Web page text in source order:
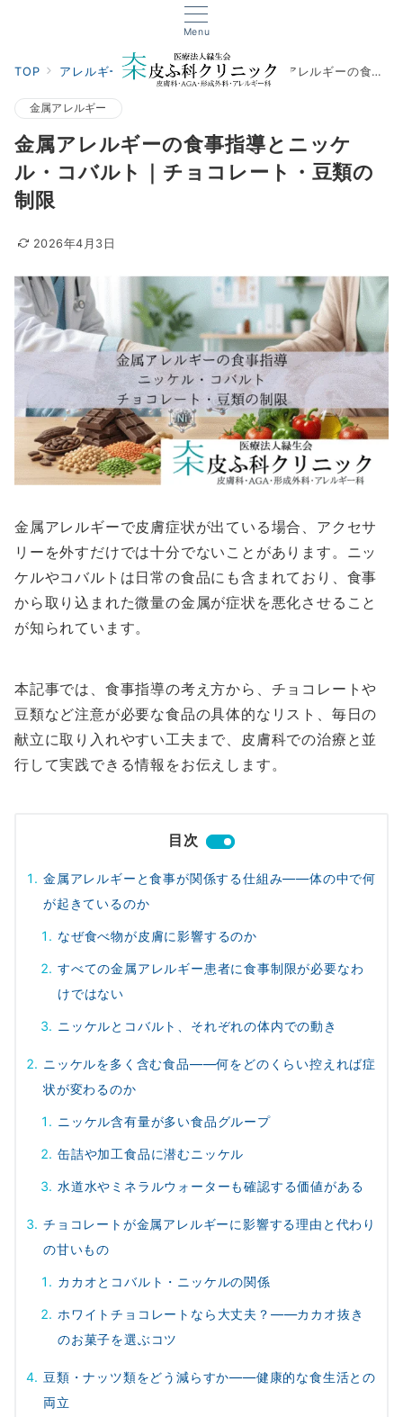
Menu
TOP アレルギー科 金属アレルギー 金属アレルギーの食事指導とニッケル・コバルト｜チョコレート・豆類の制限
金属アレルギー
金属アレルギーの食事指導とニッケ
ル・コバルト｜チョコレート・豆類の
制限
2026年4月3日
金属アレルギーで皮膚症状が出ている場合、アクセサ
リーを外すだけでは十分でないことがあります。ニッ
ケルやコバルトは日常の食品にも含まれており、食事
から取り込まれた微量の金属が症状を悪化させること
が知られています。
本記事では、食事指導の考え方から、チョコレートや
豆類など注意が必要な食品の具体的なリスト、毎日の
献立に取り入れやすい工夫まで、皮膚科での治療と並
行して実践できる情報をお伝えします。
目次
金属アレルギーと食事が関係する仕組み――体の中で何
が起きているのか
なぜ食べ物が皮膚に影響するのか
すべての金属アレルギー患者に食事制限が必要なわ
けではない
ニッケルとコバルト、それぞれの体内での動き
ニッケルを多く含む食品――何をどのくらい控えれば症
状が変わるのか
ニッケル含有量が多い食品グループ
缶詰や加工食品に潜むニッケル
水道水やミネラルウォーターも確認する価値がある
チョコレートが金属アレルギーに影響する理由と代わり
の甘いもの
カカオとコバルト・ニッケルの関係
ホワイトチョコレートなら大丈夫？――カカオ抜き
のお菓子を選ぶコツ
豆類・ナッツ類をどう減らすか――健康的な食生活との
両立